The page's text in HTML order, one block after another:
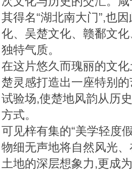
其得名“湖北南大门”,也
化、吴楚文化、赣鄱文
独特气质。
在这片悠久而瑰丽的文
楚灵感打造出一座特别
试验场,使楚地风韵从历
方式。
可见梓有集的“美学轻度
物细无声地将自然风光
土地的深层想象力,更成